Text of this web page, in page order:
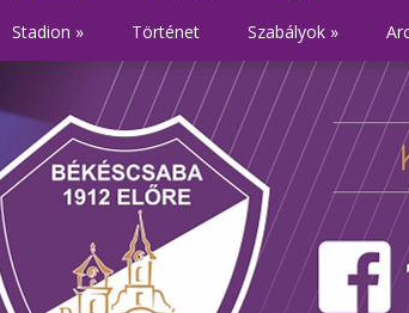
Stadion » Történet Szabályok »